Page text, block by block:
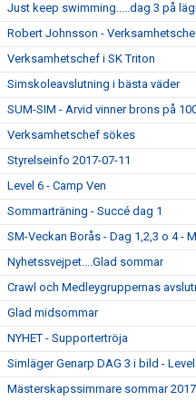
Just keep swimming.....dag 3 på
Robert Johnsson -
Verksamhetschef i SK Triton
Simskoleavslutning i bästa väder
SUM-SIM - Arvid vinner brons på
Verksamhetschef sökes
Styrelseinfo 2017-07-11
Level 6 - Camp Ven
Sommarträning - Succé dag 1
SM-Veckan Borås - Dag 1,2,3 o 4 -
Nyhetssvejpet....Glad sommar
Crawl och Medleygruppernas
Glad midsommar
NYHET - Supportertröja
Simläger Genarp DAG 3 i bild -
Mästerskapssimmare sommar 2017